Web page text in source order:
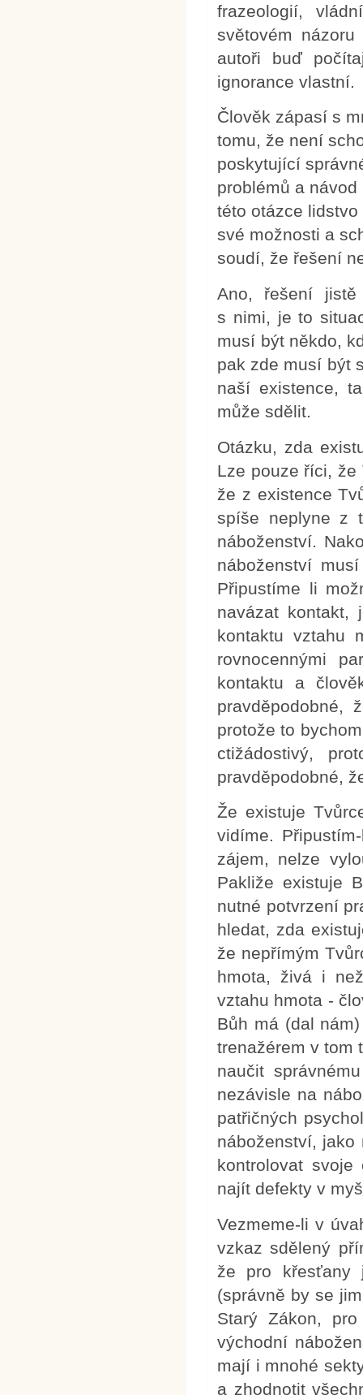
frazeologií,
světovém
autoři buď
ignorance vlastní.
Člověk zápasí s
tomu, že není
poskytující
problémů a
této otázce
své možnosti a
soudí, že řešení
Ano, řešení jistě
s nimi, je to
musí být někdo,
pak zde musí být
naší existence,
může sdělit.
Otázku, zda
Lze pouze říci, že
že z existence
spíše neplyne z
náboženství.
náboženství
Připustíme li
navázat kontakt,
kontaktu vztahu
rovnocennými
kontaktu a
protože to
ctižádostivý,
pravděpodobné,
Že existuje
vidíme.
zájem, nelze
Pakliže existuje
nutné potvrzení
hledat, zda
že nepřímým
hmota, živá i
vztahu hmota -
Bůh má (dal
trenažérem v tom
naučit
nezávisle na
patřičných
náboženství, jako
kontrolovat
najít defekty v
Vezmeme-li v
vzkaz sdělený
že pro křesťany
(správně by se
Starý Zákon,
východní
mají i mnohé
a zhodnotit